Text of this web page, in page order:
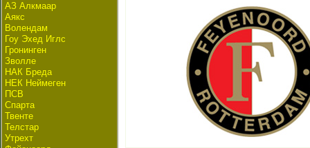
АЗ Алкмаар
Аякс
Волендам
Гоу Эхед Иглс
Гронинген
Зволле
НАК Бреда
НЕК Неймеген
ПСВ
Спарта
Твенте
Телстар
Утрехт